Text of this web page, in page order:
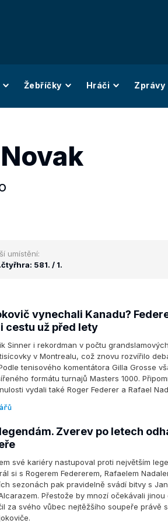
Žebříčky Hráči Zprávy
umístění:
čtyřhra: 581. / 1.
vynechali Kanadu?
cestu už před lety
Sinner i rekordman v počtu
v Montrealu, což znovu rozvířilo
tenisového komentátora Gilla Grosse
formátu turnajů Masters 1000.
vydali také Roger Federer a Rafael
Zverev po letech
své kariéry nastupoval proti největším
si s Rogerem Federerem, Rafaelem
sezonách pak pravidelně svádí bitvy s
Přestože by mnozí očekávali jinou
za svého vůbec nejtěžšího soupeře právě